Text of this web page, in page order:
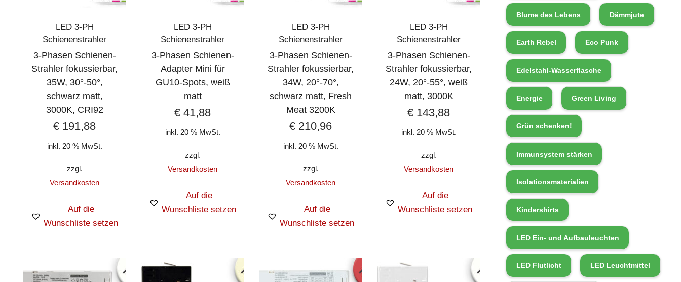
LED 3-PH
Schienenstrahler
3-Phasen Schienen-
Strahler fokussierbar,
35W, 30°-50°,
schwarz matt,
3000K, CRI92
€ 191,88
inkl. 20 % MwSt.
zzgl.
Versandkosten
Auf die
Wunschliste setzen
LED 3-PH
Schienenstrahler
3-Phasen Schienen-
Adapter Mini für
GU10-Spots, weiß
matt
€ 41,88
inkl. 20 % MwSt.
zzgl.
Versandkosten
Auf die
Wunschliste setzen
LED 3-PH
Schienenstrahler
3-Phasen Schienen-
Strahler fokussierbar,
34W, 20°-70°,
schwarz matt, Fresh
Meat 3200K
€ 210,96
inkl. 20 % MwSt.
zzgl.
Versandkosten
Auf die
Wunschliste setzen
LED 3-PH
Schienenstrahler
3-Phasen Schienen-
Strahler fokussierbar,
24W, 20°-55°, weiß
matt, 3000K
€ 143,88
inkl. 20 % MwSt.
zzgl.
Versandkosten
Auf die
Wunschliste setzen
Blume des Lebens Dämmjute
Earth Rebel Eco Punk
Edelstahl-Wasserflasche
Energie Green Living
Grün schenken!
Immunsystem stärken
Isolationsmaterialien
Kindershirts
LED Ein- und Aufbauleuchten
LED Flutlicht LED Leuchtmittel